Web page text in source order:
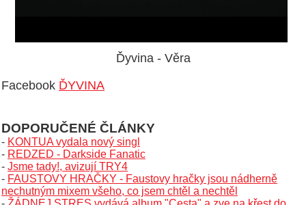
Ďyvina - Věra
Facebook ĎYVINA
DOPORUČENÉ ČLÁNKY
- KONTUA vydala nový singl
- REDZED - Darkside Fanatic
- Jsme tady!, avizují TRY4
- FAUSTOVY HRAČKY - Faustovy hračky jsou nádherně
nechutným mixem všeho, co jsem chtěl a nechtěl